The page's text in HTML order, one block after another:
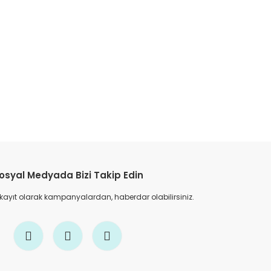
Medyada Bizi Takip Edin
olarak kampanyalardan, haberdar olabilirsiniz.